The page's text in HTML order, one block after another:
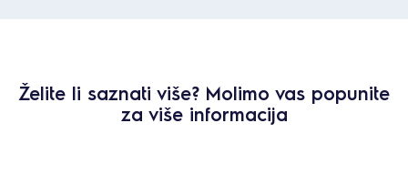
Želite li saznati više? Molimo vas popunite
za više informacija